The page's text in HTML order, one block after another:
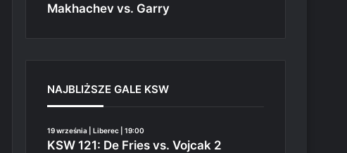
Makhachev vs. Garry
NAJBLIŻSZE GALE KSW
19 września | Liberec | 19:00
KSW 121: De Fries vs. Vojcak 2